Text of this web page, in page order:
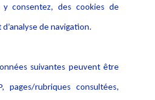
Publications
consentez, des cookies de
de navigation.
suivantes peuvent être
pages/rubriques consultées,